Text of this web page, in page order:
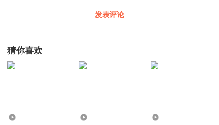
发表评论
猜你喜欢